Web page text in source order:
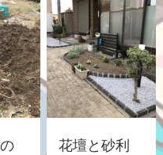
花壇と砂利